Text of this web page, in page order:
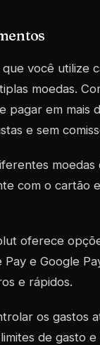
você utilize
moedas.
pagar em mais
e sem
moedas
com o cartão
oferece
e Google
e rápidos.
os gastos
de gasto